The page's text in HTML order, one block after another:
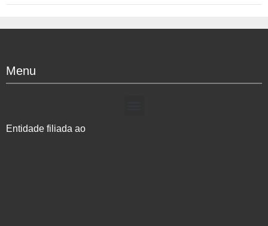
Menu
Entidade filiada ao